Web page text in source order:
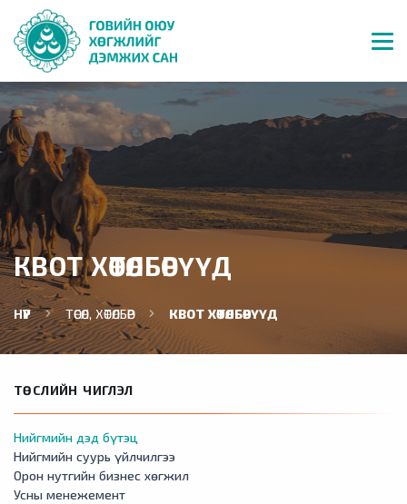
КВОТ ХӨТӨЛБӨРҮҮД
НҮҮР ТӨСӨЛ, ХӨТӨЛБӨР КВОТ ХӨТӨЛБӨРҮҮД
ТӨСЛИЙН ЧИГЛЭЛ
Нийгмийн дэд бүтэц
Нийгмийн суурь үйлчилгээ
Орон нутгийн бизнес хөгжил
Усны менежемент